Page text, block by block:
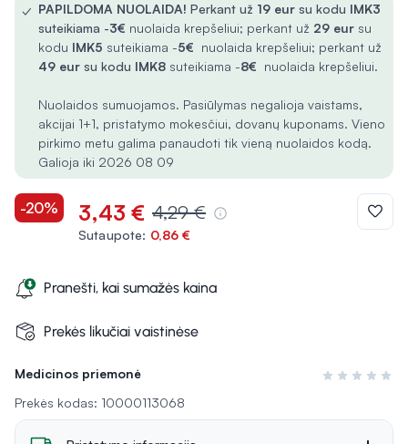
Medicinos priemonė
Įvertinimas 0
Prekės kodas: 10000113068
✓ PAPILDOMA NUOLAIDA! Perkant už 19 eur su kodu IMK3
suteikiama -3€ nuolaida krepšeliui; perkant už 29 eur su
kodu IMK5 suteikiama -5€ nuolaida krepšeliui; perkant už
49 eur su kodu IMK8 suteikiama -8€ nuolaida krepšeliui.
Nuolaidos sumuojamos. Pasiūlymas negalioja vaistams,
akcijai 1+1, pristatymo mokesčiui, dovanų kuponams. Vieno
pirkimo metu galima panaudoti tik vieną nuolaidos kodą.
Galioja iki 2026 08 09
-20% 3,43 € 4,29 €
Sutaupote: 0,86 €
Pranešti, kai sumažės kaina
Prekės likučiai vaistinėse